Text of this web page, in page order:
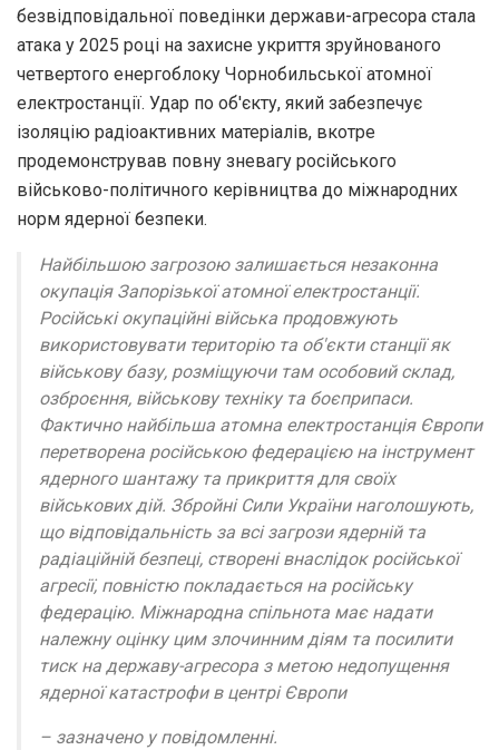
безвідповідальної поведінки держави-агресора стала
атака у 2025 році на захисне укриття зруйнованого
четвертого енергоблоку Чорнобильської атомної
електростанції. Удар по об'єкту, який забезпечує
ізоляцію радіоактивних матеріалів, вкотре
продемонстрував повну зневагу російського
військово-політичного керівництва до міжнародних
норм ядерної безпеки.
Найбільшою загрозою залишається незаконна
окупація Запорізької атомної електростанції.
Російські окупаційні війська продовжують
використовувати територію та об'єкти станції як
військову базу, розміщуючи там особовий склад,
озброєння, військову техніку та боєприпаси.
Фактично найбільша атомна електростанція Європи
перетворена російською федерацією на інструмент
ядерного шантажу та прикриття для своїх
військових дій. Збройні Сили України наголошують,
що відповідальність за всі загрози ядерній та
радіаційній безпеці, створені внаслідок російської
агресії, повністю покладається на російську
федерацію. Міжнародна спільнота має надати
належну оцінку цим злочинним діям та посилити
тиск на державу-агресора з метою недопущення
ядерної катастрофи в центрі Європи
– зазначено у повідомленні.